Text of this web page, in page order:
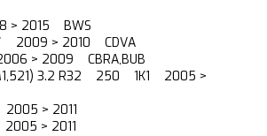
> 2015 BWS
2009 > 2010 CDVA
> 2009 CBRA,BUB
3.2 R32 250 1K1 2005 >
> 2011
> 2011